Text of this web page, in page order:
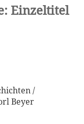
Einzeltitel
/
Beyer